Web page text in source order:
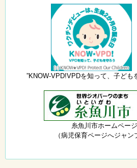
”KNOW-VPD!VPDを知って、子ども
糸魚川市ホームペー
（病児保育ページへジャン